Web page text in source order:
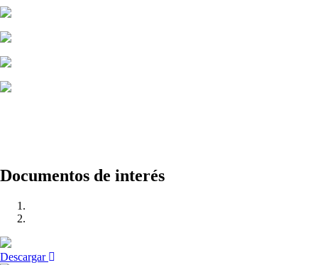
Documentos de interés
Descargar